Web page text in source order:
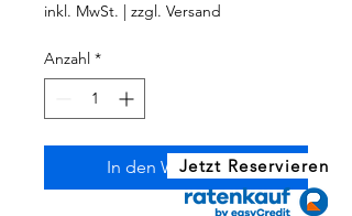
inkl. MwSt. | zzgl. Versand
Anzahl *
In den WarenkorbJetzt Reservieren